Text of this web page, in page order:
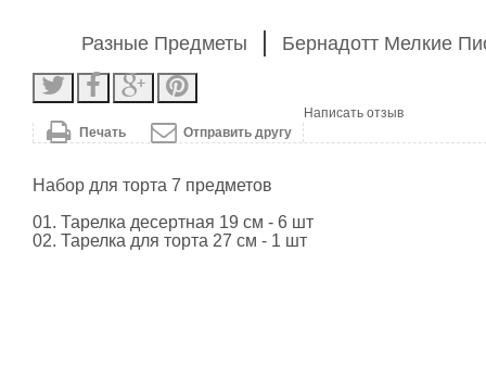
Разные Предметы Бернадотт Мелкие
Отправить другу
Печать
Написать отзыв
Набор для торта 7 предметов
01. Тарелка десертная 19 см - 6 шт
02. Тарелка для торта 27 см - 1 шт